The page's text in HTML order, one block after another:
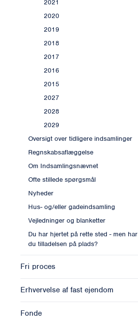
2021
2020
2019
2018
2017
2016
2015
2027
2028
2029
Oversigt over tidligere indsamlinger
Regnskabsaflæggelse
Om Indsamlingsnævnet
Ofte stillede spørgsmål
Nyheder
Hus- og/eller gadeindsamling
Vejledninger og blanketter
Du har hjertet på rette sted - men har
du tilladelsen på plads?
Fri proces
Erhvervelse af fast ejendom
Fonde